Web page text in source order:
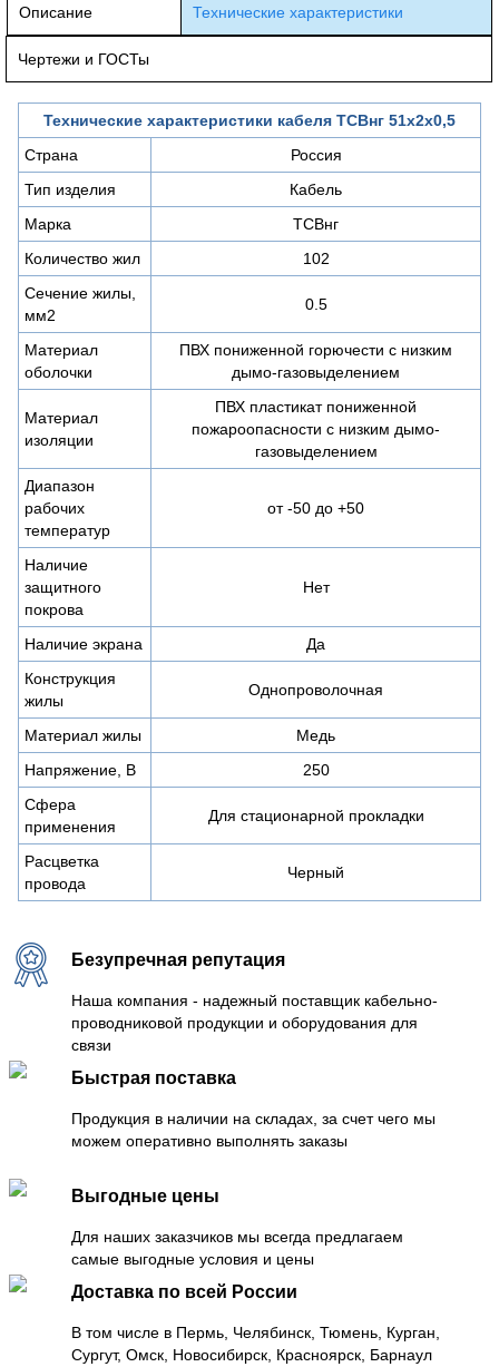
Описание Технические характеристики
Чертежи и ГОСТы
Технические характеристики кабеля ТСВнг 51х2х0,5
Страна
Россия
Тип изделия
Кабель
Марка
ТСВнг
Количество жил
102
Сечение жилы,
мм2
0.5
Материал
оболочки
ПВХ пониженной горючести с низким
дымо-газовыделением
Материал
изоляции
ПВХ пластикат пониженной
пожароопасности с низким дымо-
газовыделением
Диапазон
рабочих
температур
от -50 до +50
Наличие
защитного
покрова
Нет
Наличие экрана
Да
Конструкция
жилы
Однопроволочная
Материал жилы
Медь
Напряжение, В
250
Сфера
применения
Для стационарной прокладки
Расцветка
провода
Черный
Безупречная репутация
Наша компания - надежный поставщик кабельно-
проводниковой продукции и оборудования для
связи
Быстрая поставка
Продукция в наличии на складах, за счет чего мы
можем оперативно выполнять заказы
Выгодные цены
Для наших заказчиков мы всегда предлагаем
самые выгодные условия и цены
Доставка по всей России
В том числе в Пермь, Челябинск, Тюмень, Курган,
Сургут, Омск, Новосибирск, Красноярск, Барнаул